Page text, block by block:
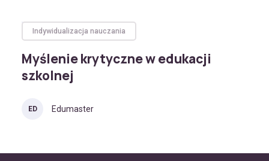
Indywidualizacja nauczania
Myślenie krytyczne w edukacji
szkolnej
ED Edumaster